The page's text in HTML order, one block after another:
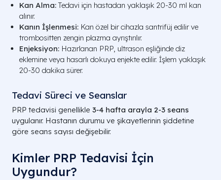
Kan Alma: Tedavi için hastadan yaklaşık 20-30 ml kan
alınır.
Kanın İşlenmesi: Kan özel bir cihazla santrifüj edilir ve
trombositten zengin plazma ayrıştırılır.
Enjeksiyon: Hazırlanan PRP, ultrason eşliğinde diz
eklemine veya hasarlı dokuya enjekte edilir. İşlem yaklaşık
20-30 dakika sürer.
Tedavi Süreci ve Seanslar
PRP tedavisi genellikle 3-4 hafta arayla 2-3 seans
uygulanır. Hastanın durumu ve şikayetlerinin şiddetine
göre seans sayısı değişebilir.
Kimler PRP Tedavisi İçin
Uygundur?